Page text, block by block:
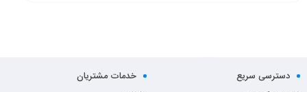
دسترسی سریع خدمات مشتریان